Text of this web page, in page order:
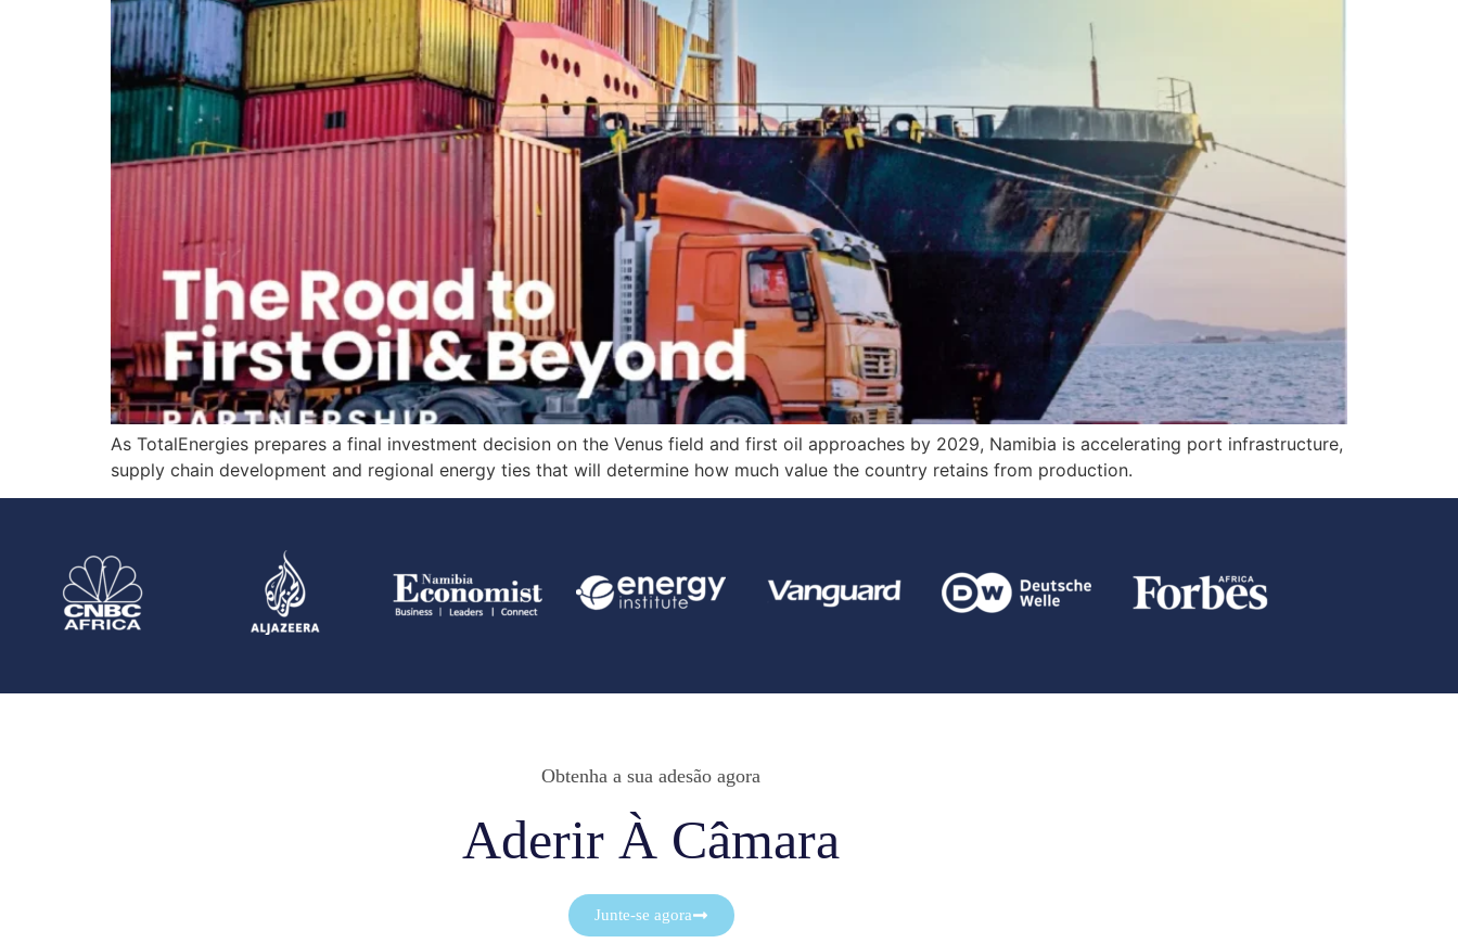
As TotalEnergies prepares a final investment decision on the Venus field and first oil approaches by 2029, Namibia is accelerating port infrastructure,
supply chain development and regional energy ties that will determine how much value the country retains from production.
Obtenha a sua adesão agora
Aderir À Câmara
Junte-se agora